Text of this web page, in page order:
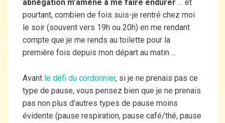
abnégation m’amène à me faire endurer … et
pourtant, combien de fois suis-je rentré chez moi
le soir (souvent vers 19h ou 20h) en me rendant
compte que je me rends au toilette pour la
première fois depuis mon départ au matin …
Avant le défi du cordonnier, si je ne prenais pas ce
type de pause, vous pensez bien que je ne prenais
pas non plus d’autres types de pause moins
évidente (pause respiration, pause café/thé, pause